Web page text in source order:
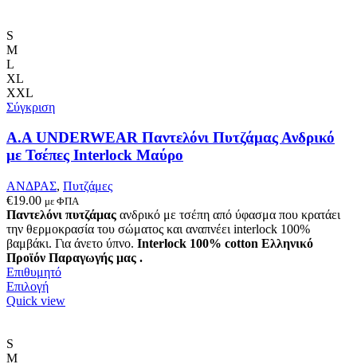
να
στη
σελίδα
του
προϊόντος
S
M
L
XL
XXL
Σύγκριση
A.A UNDERWEAR Παντελόνι Πυτζάμας Ανδρικό
με Τσέπες Interlock Μαύρο
ΑΝΔΡΑΣ, Πυτζάμες
€19.00 με ΦΠΑ
Παντελόνι πυτζάμας ανδρικό με τσέπη από ύφασμα που κρατάει
την θερμοκρασία του σώματος και αναπνέει interlock 100%
βαμβάκι. Για άνετο ύπνο. Interlock 100% cotton Ελληνικό
Προϊόν Παραγωγής μας .
Επιθυμητό
ΕπιλογήΑυτό
το
Quick view
S
M